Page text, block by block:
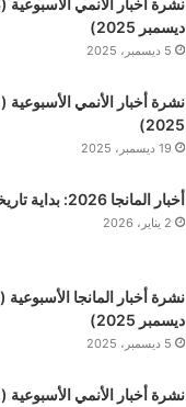
ديسمبر 2025)
5 ديسمبر، 2025
2025)
19 ديسمبر، 2025
أخبار المانجا 2026: بداية تاريخية ومفاجآت صادمة!
2 يناير، 2026
ديسمبر 2025)
5 ديسمبر، 2025
نشرة أخبار الأنمي الأسبوعية (2 – 9 يناير 2026)